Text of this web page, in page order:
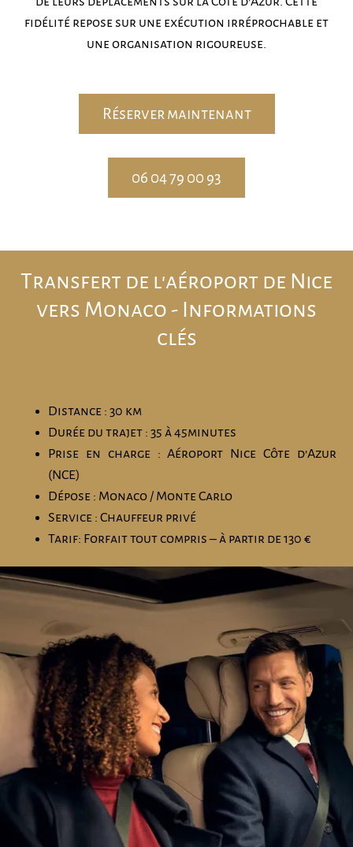
fidélité repose sur une exécution irréprochable et
une organisation rigoureuse.
Réserver maintenant
06 04 79 00 93
Transfert de l'aéroport de Nice
vers Monaco - Informations
clés
Distance : 30 km
Durée du trajet : 35 à 45minutes
Prise en charge : Aéroport Nice Côte d’Azur
(NCE)
Dépose : Monaco / Monte Carlo
Service : Chauffeur privé
Tarif: Forfait tout compris – à partir de 130 €